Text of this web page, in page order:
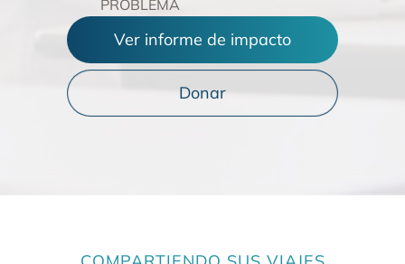
PROBLEMA
Ver informe de impacto
Donar